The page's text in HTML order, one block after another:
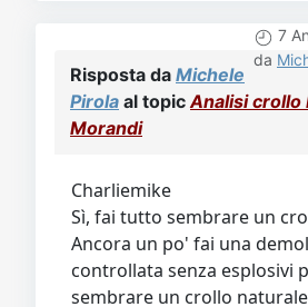
7
da
Risposta da Michele
Pirola al topicAnalisi crollo
Morandi
Charliemike
Sì, fai tutto sembrare un
Ancora un po' fai una
controllata senza esplosivi
sembrare un crollo